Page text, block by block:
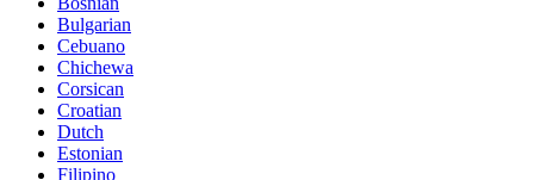
Bulgarian
Cebuano
Chichewa
Corsican
Croatian
Dutch
Estonian
Filipino